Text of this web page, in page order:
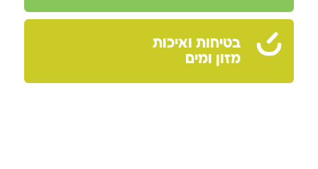
בטיחות ואיכות
מזון ומים